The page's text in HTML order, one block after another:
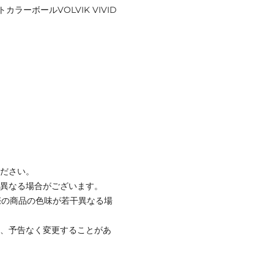
カラーボールVOLVIK VIVID
さい。
る場合がございます。
商品の色味が若干異なる場
予告なく変更することがあ